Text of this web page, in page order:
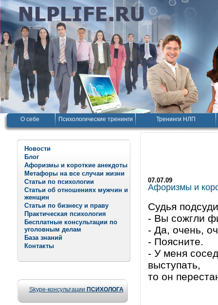
О себе Психологические тренинги Тренинги НЛП
Новости
Блог
Афоризмы и короткие анекдоты
Метафоры на все случаи жизни
Статьи по психологии
Статьи об отношениях мужчин и
женщин
Статьи по бизнесу и праву
Практическая психология
Бесплатные консультации по
уголовным делам
База знаний
Контакты
Skype-консультации ПСИХОЛОГА
07.07.09
Афоризмы и
Судья
- Вы сожгли
- Да, очень,
- Поясните.
- У меня
выступать,
то он